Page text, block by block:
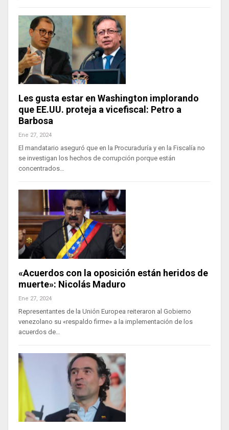
Les gusta estar en Washington implorando
que EE.UU. proteja a vicefiscal: Petro a
Barbosa
Ene 27, 2024
El mandatario aseguró que en la Procuraduría y en la Fiscalía no
se investigan los hechos de corrupción porque están
concentrados…
«Acuerdos con la oposición están heridos de
muerte»: Nicolás Maduro
Ene 27, 2024
Representantes de la Unión Europea reiteraron al Gobierno
venezolano su «respaldo firme» a la implementación de los
acuerdos de…